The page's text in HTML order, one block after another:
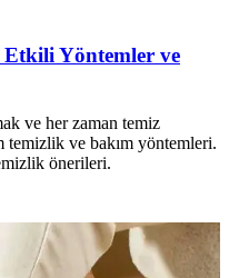
Etkili Yöntemler ve
ve her zaman temiz
temizlik ve bakım yöntemleri.
önerileri.